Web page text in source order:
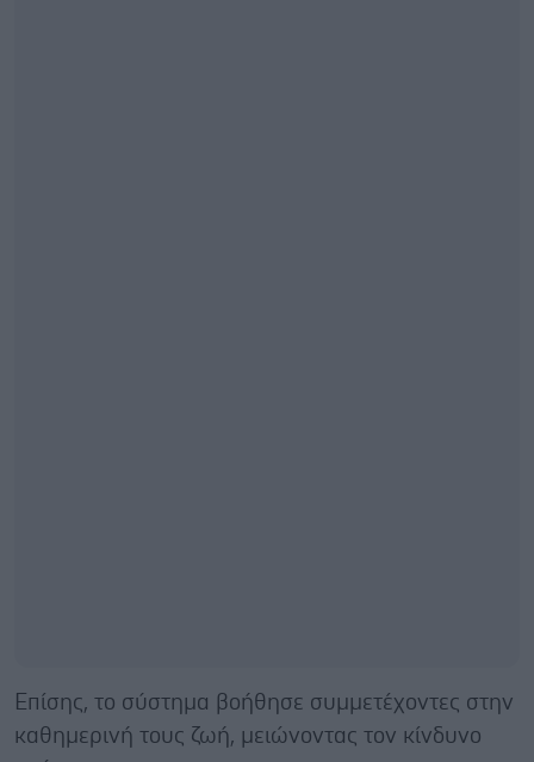
Επίσης, το σύστημα βοήθησε συμμετέχοντες στην
καθημερινή τους ζωή, μειώνοντας τον κίνδυνο